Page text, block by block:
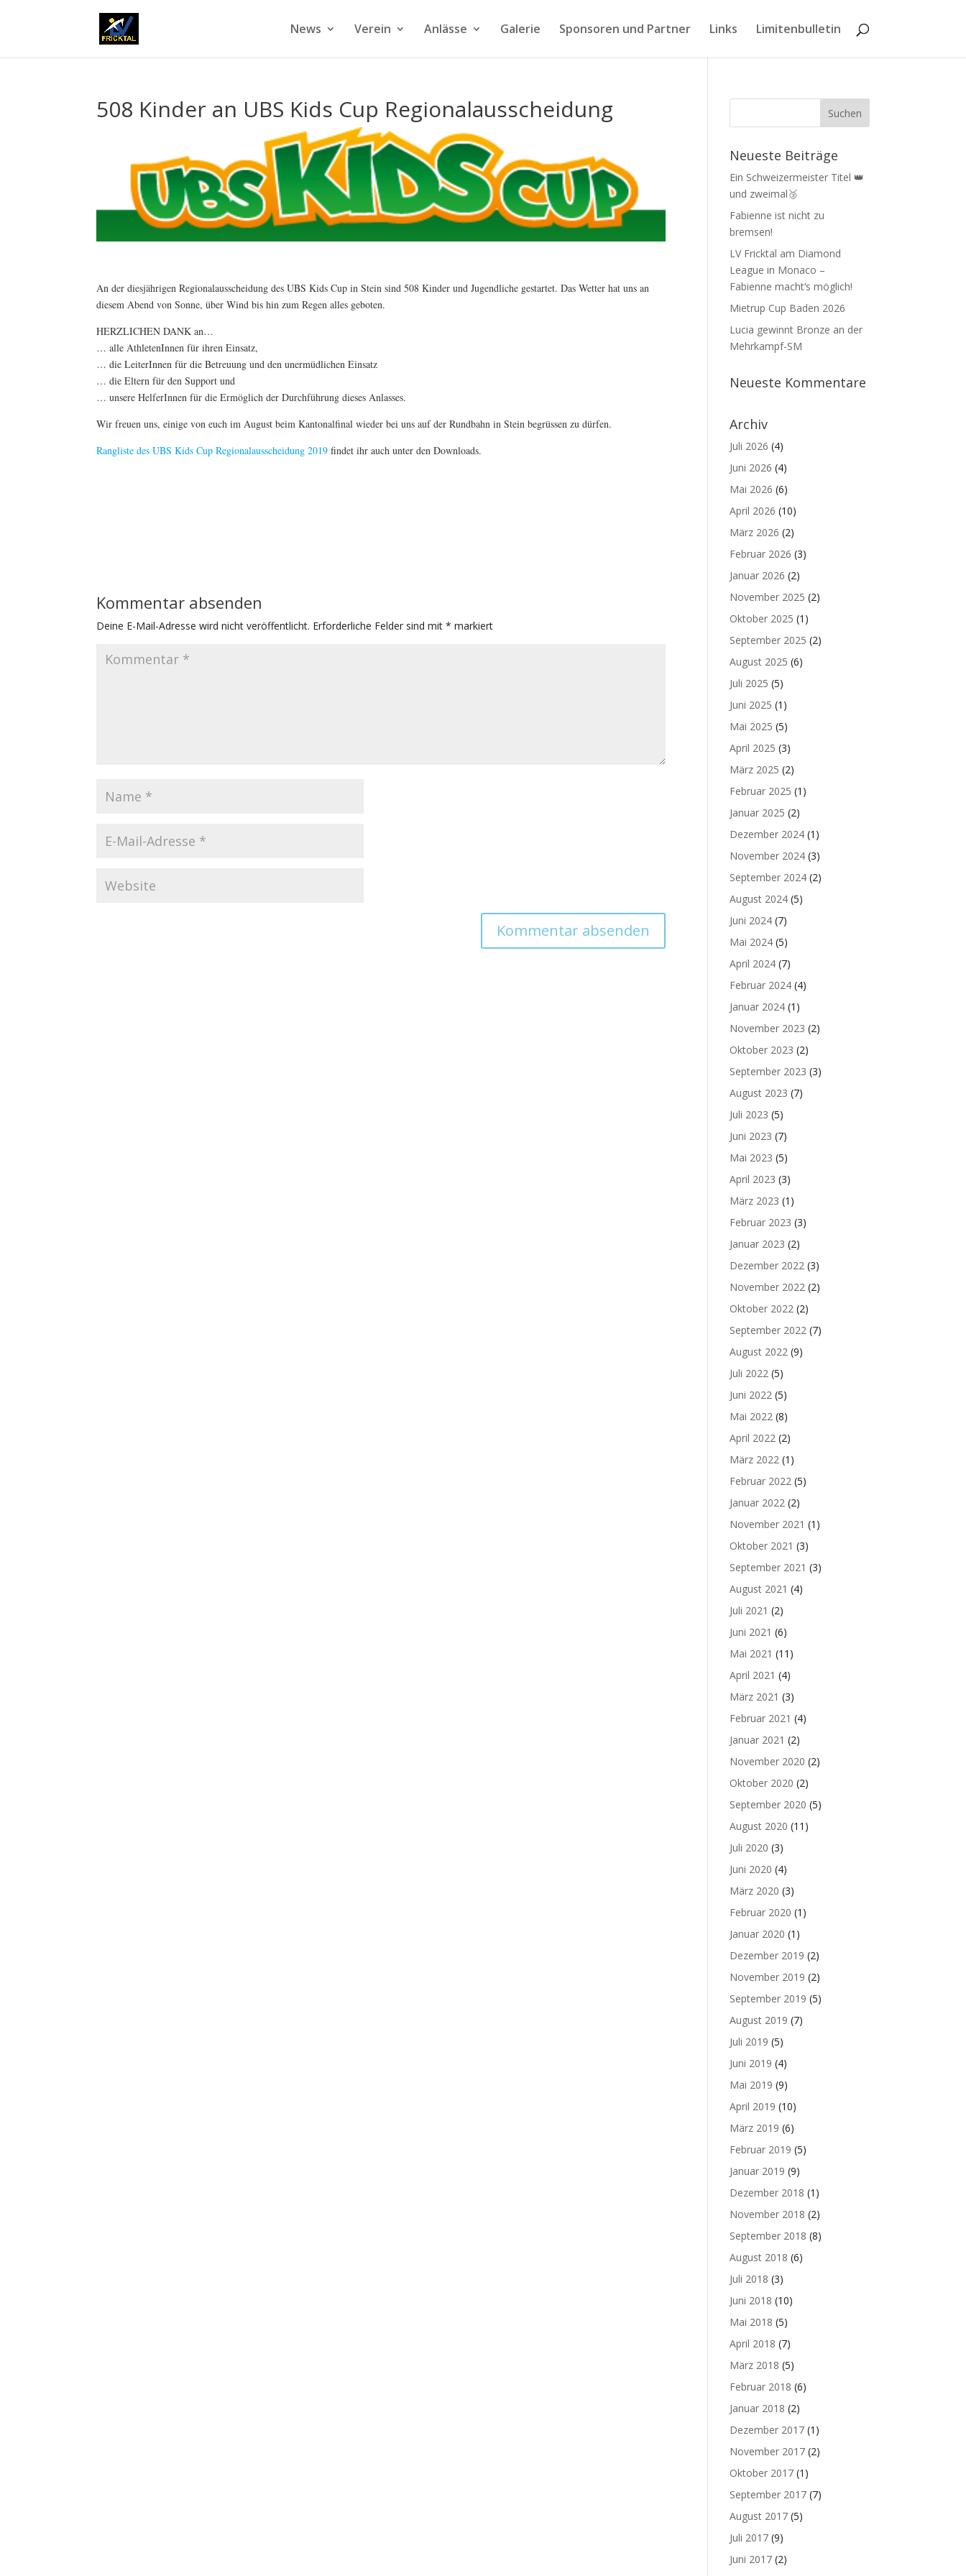
News Verein Anlässe Galerie Sponsoren und Partner Links Limitenbulletin
508 Kinder an UBS Kids Cup Regionalausscheidung
An der diesjährigen Regionalausscheidung des UBS Kids Cup in Stein sind 508 Kinder und Jugendliche gestartet. Das Wetter hat uns an
diesem Abend von Sonne, über Wind bis hin zum Regen alles geboten.
HERZLICHEN DANK an…
… alle AthletenInnen für ihren Einsatz,
… die LeiterInnen für die Betreuung und den unermüdlichen Einsatz
… die Eltern für den Support und
… unsere HelferInnen für die Ermöglich der Durchführung dieses Anlasses.
Wir freuen uns, einige von euch im August beim Kantonalfinal wieder bei uns auf der Rundbahn in Stein begrüssen zu dürfen.
Rangliste des UBS Kids Cup Regionalausscheidung 2019 findet ihr auch unter den Downloads.
Kommentar absenden
Deine E-Mail-Adresse wird nicht veröffentlicht. Erforderliche Felder sind mit* markiert
Neueste Beiträge
Ein Schweizermeister Titel 👑
und zweimal🥉
Fabienne ist nicht zu
bremsen!
LV Fricktal am Diamond
League in Monaco –
Fabienne macht‘s möglich!
Mietrup Cup Baden 2026
Lucia gewinnt Bronze an der
Mehrkampf-SM
Neueste Kommentare
Archiv
Juli 2026 (4)
Juni 2026 (4)
Mai 2026 (6)
April 2026 (10)
März 2026 (2)
Februar 2026 (3)
Januar 2026 (2)
November 2025 (2)
Oktober 2025 (1)
September 2025 (2)
August 2025 (6)
Juli 2025 (5)
Juni 2025 (1)
Mai 2025 (5)
April 2025 (3)
März 2025 (2)
Februar 2025 (1)
Januar 2025 (2)
Dezember 2024 (1)
November 2024 (3)
September 2024 (2)
August 2024 (5)
Juni 2024 (7)
Mai 2024 (5)
April 2024 (7)
Februar 2024 (4)
Januar 2024 (1)
November 2023 (2)
Oktober 2023 (2)
September 2023 (3)
August 2023 (7)
Juli 2023 (5)
Juni 2023 (7)
Mai 2023 (5)
April 2023 (3)
März 2023 (1)
Februar 2023 (3)
Januar 2023 (2)
Dezember 2022 (3)
November 2022 (2)
Oktober 2022 (2)
September 2022 (7)
August 2022 (9)
Juli 2022 (5)
Juni 2022 (5)
Mai 2022 (8)
April 2022 (2)
März 2022 (1)
Februar 2022 (5)
Januar 2022 (2)
November 2021 (1)
Oktober 2021 (3)
September 2021 (3)
August 2021 (4)
Juli 2021 (2)
Juni 2021 (6)
Mai 2021 (11)
April 2021 (4)
März 2021 (3)
Februar 2021 (4)
Januar 2021 (2)
November 2020 (2)
Oktober 2020 (2)
September 2020 (5)
August 2020 (11)
Juli 2020 (3)
Juni 2020 (4)
März 2020 (3)
Februar 2020 (1)
Januar 2020 (1)
Dezember 2019 (2)
November 2019 (2)
September 2019 (5)
August 2019 (7)
Juli 2019 (5)
Juni 2019 (4)
Mai 2019 (9)
April 2019 (10)
März 2019 (6)
Februar 2019 (5)
Januar 2019 (9)
Dezember 2018 (1)
November 2018 (2)
September 2018 (8)
August 2018 (6)
Juli 2018 (3)
Juni 2018 (10)
Mai 2018 (5)
April 2018 (7)
März 2018 (5)
Februar 2018 (6)
Januar 2018 (2)
Dezember 2017 (1)
November 2017 (2)
Oktober 2017 (1)
September 2017 (7)
August 2017 (5)
Juli 2017 (9)
Juni 2017 (2)